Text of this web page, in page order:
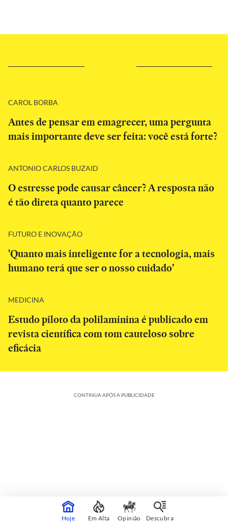
CAROL BORBA
Antes de pensar em emagrecer, uma pergunta
mais importante deve ser feita: você está forte?
ANTONIO CARLOS BUZAID
O estresse pode causar câncer? A resposta não
é tão direta quanto parece
FUTURO E INOVAÇÃO
'Quanto mais inteligente for a tecnologia, mais
humano terá que ser o nosso cuidado'
MEDICINA
Estudo piloto da polilaminina é publicado em
revista científica com tom cauteloso sobre
eficácia
CONTINUA APÓS A PUBLICIDADE
Colunistas
Hoje Em Alta Opinião Descubra